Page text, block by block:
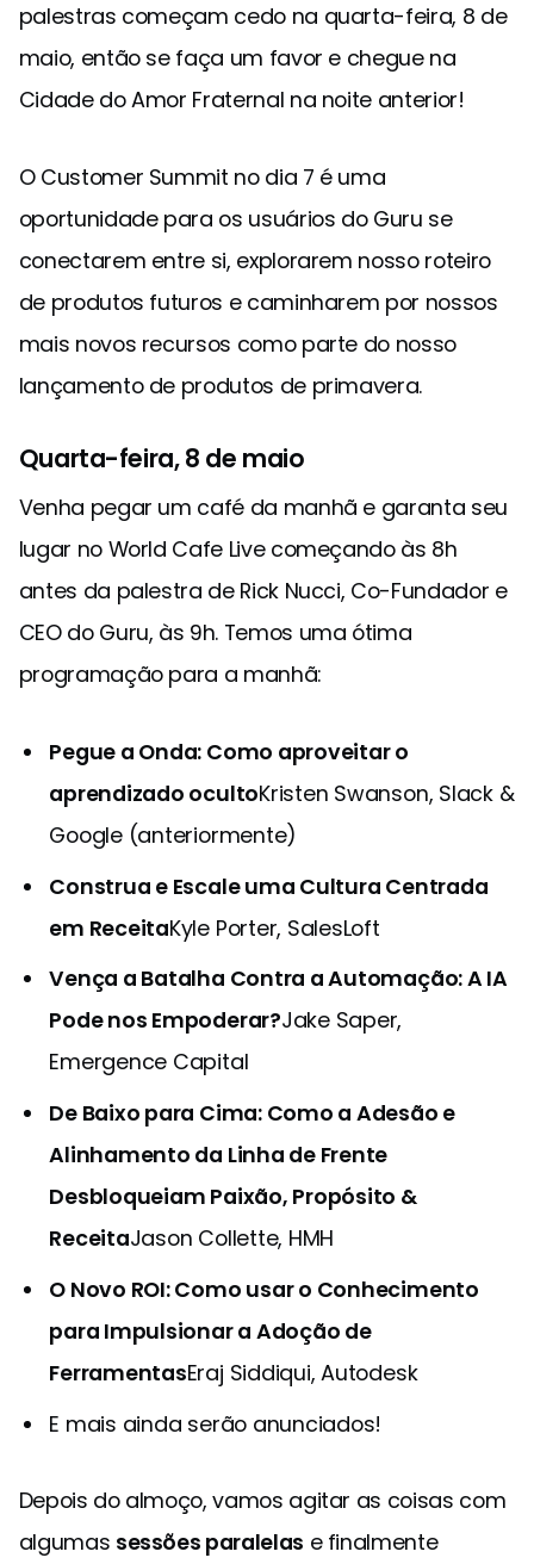
palestras começam cedo na quarta-feira, 8 de
maio, então se faça um favor e chegue na
Cidade do Amor Fraternal na noite anterior!
O Customer Summit no dia 7 é uma
oportunidade para os usuários do Guru se
conectarem entre si, explorarem nosso roteiro
de produtos futuros e caminharem por nossos
mais novos recursos como parte do nosso
lançamento de produtos de primavera.
Quarta-feira, 8 de maio
Venha pegar um café da manhã e garanta seu
lugar no World Cafe Live começando às 8h
antes da palestra de Rick Nucci, Co-Fundador e
CEO do Guru, às 9h. Temos uma ótima
programação para a manhã:
Pegue a Onda: Como aproveitar o
aprendizado ocultoKristen Swanson, Slack &
Google (anteriormente)
Construa e Escale uma Cultura Centrada
em ReceitaKyle Porter, SalesLoft
Vença a Batalha Contra a Automação: A IA
Pode nos Empoderar?Jake Saper,
Emergence Capital
De Baixo para Cima: Como a Adesão e
Alinhamento da Linha de Frente
Desbloqueiam Paixão, Propósito &
ReceitaJason Collette, HMH
O Novo ROI: Como usar o Conhecimento
para Impulsionar a Adoção de
FerramentasEraj Siddiqui, Autodesk
E mais ainda serão anunciados!
Depois do almoço, vamos agitar as coisas com
algumas sessões paralelas e finalmente